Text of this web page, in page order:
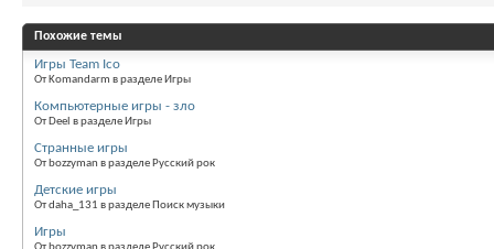
Похожие темы
Игры Team Ico
От Komandarm в разделе Игры
Компьютерные игры - зло
От Deel в разделе Игры
Странные игры
От bozzyman в разделе Русский рок
Детские игры
От daha_131 в разделе Поиск музыки
Игры